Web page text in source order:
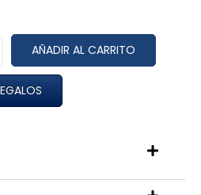
AÑADIR AL CARRITO